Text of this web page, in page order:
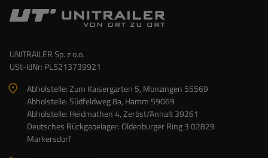
UNITRAILER Sp. z o.o.
USt-IdNr: PL5213739921
Abholstelle: Zum Kaisergarten 5, Monzingen 55569
Abholstelle: Südfeldweg 8a, Hamm 59069
Abholstelle: Heidmathen 4, Zerbst/Anhalt 39261
Deutsches Rückgabelager: Oldenburger Ring 3 02829
Markersdorf